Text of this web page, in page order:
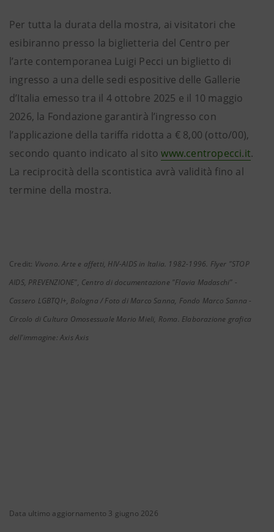
Per tutta la durata della mostra, ai visitatori che
esibiranno presso la biglietteria del Centro per
l’arte contemporanea Luigi Pecci un biglietto di
ingresso a una delle sedi espositive delle Gallerie
d’Italia emesso tra il 4 ottobre 2025 e il 10 maggio
2026, la Fondazione garantirà l’ingresso con
l’applicazione della tariffa ridotta a € 8,00 (otto/00),
secondo quanto indicato al sitowww.centropecci.it.
La reciprocità della scontistica avrà validità fino al
termine della mostra.
Credit: Vivono. Arte e affetti, HIV-AIDS in Italia. 1982-1996. Flyer "STOP
AIDS, PREVENZIONE", Centro di documentazione "Flavia Madaschi" -
Cassero LGBTQI+, Bologna / Foto di Marco Sanna, Fondo Marco Sanna -
Circolo di Cultura Omosessuale Mario Mieli, Roma. Elaborazione grafica
dell'immagine: Axis Axis
Data ultimo aggiornamento 3 giugno 2026